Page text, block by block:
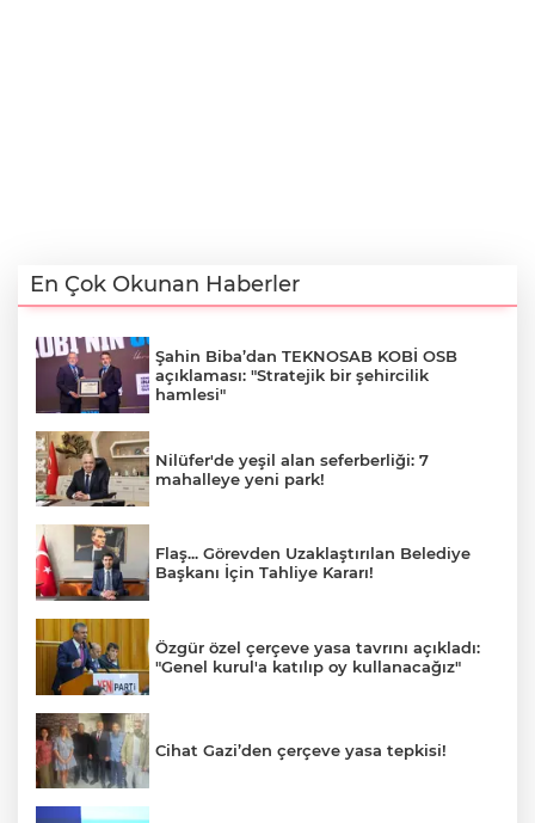
En Çok Okunan Haberler
Şahin Biba’dan TEKNOSAB KOBİ OSB
açıklaması: "Stratejik bir şehircilik
hamlesi"
Nilüfer'de yeşil alan seferberliği: 7
mahalleye yeni park!
Flaş... Görevden Uzaklaştırılan Belediye
Başkanı İçin Tahliye Kararı!
Özgür özel çerçeve yasa tavrını açıkladı:
"Genel kurul'a katılıp oy kullanacağız"
Cihat Gazi’den çerçeve yasa tepkisi!